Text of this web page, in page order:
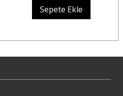
Sepete Ekle